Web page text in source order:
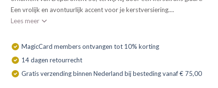
Een vrolijk en avontuurlijk accent voor je kerstversiering....
Lees meer
MagicCard members ontvangen tot 10% korting
14 dagen retourrecht
Gratis verzending binnen Nederland bij besteding vanaf € 75,00